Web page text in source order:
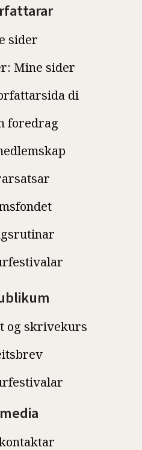
sider
Mine sider
di
foredrag
og skrivekurs